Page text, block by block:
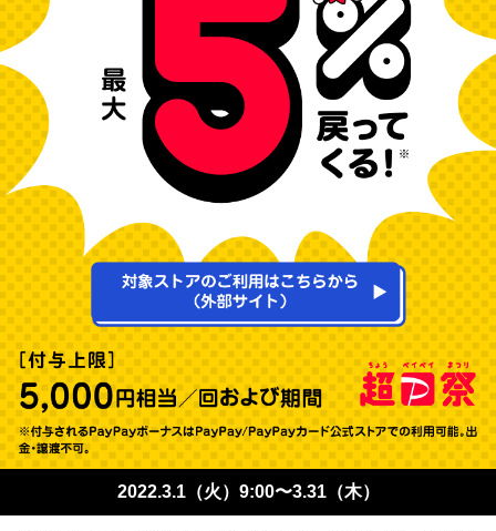
2022.3.1（火）9:00〜3.31（木）